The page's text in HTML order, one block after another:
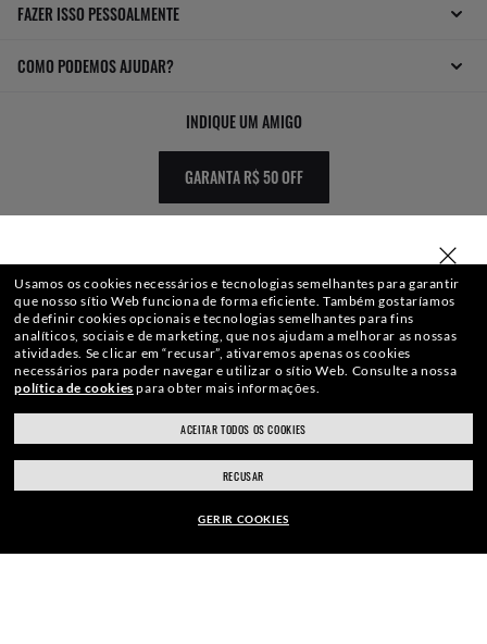
SELECIONE OU DIGITE SUA LOJA
ray-ban.com/brazil ray-ban.com/usa
Escolha uma loja diferente
FAZER ISSO PESSOALMENTE
COMO PODEMOS AJUDAR?
INDIQUE UM AMIGO
GARANTA R$ 50 OFF
WebID # 367 617 586
AVISO DE PRIVACIDADE
Usamos os cookies necessários e tecnologias semelhantes para garantir
que nosso sítio Web funciona de forma eficiente. Também gostaríamos
de definir cookies opcionais e tecnologias semelhantes para fins
analíticos, sociais e de marketing, que nos ajudam a melhorar as nossas
atividades. Se clicar em “recusar”, ativaremos apenas os cookies
necessários para poder navegar e utilizar o sítio Web. Consulte a nossa
política de cookies para obter mais informações.
ACEITAR TODOS OS COOKIES
RECUSAR
GERIR COOKIES